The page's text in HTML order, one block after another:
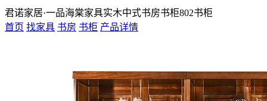
君诺家居·一品海棠家具实木中式书房书柜802书柜
首页 找家具 书房 书柜 产品详情